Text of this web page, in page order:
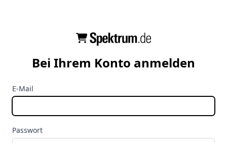
Bei Ihrem Konto anmelden
E-Mail
Passwort